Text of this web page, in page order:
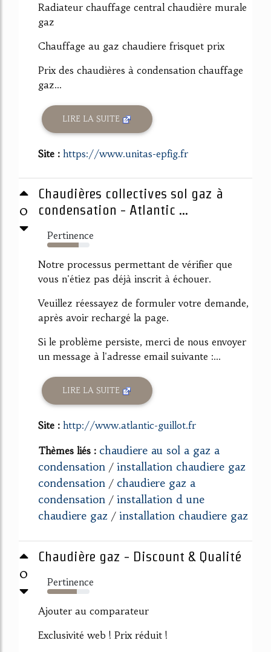
Radiateur chauffage central chaudière murale
gaz
Chauffage au gaz chaudiere frisquet prix
Prix des chaudières à condensation chauffage
gaz...
LIRE LA SUITE
Site : https://www.unitas-epfig.fr
0
Chaudières collectives sol gaz à
condensation - Atlantic ...
Pertinence
74%
Notre processus permettant de vérifier que
vous n'étiez pas déjà inscrit à échouer.
Veuillez réessayez de formuler votre demande,
après avoir rechargé la page.
Si le problème persiste, merci de nous envoyer
un message à l'adresse email suivante :...
LIRE LA SUITE
Site : http://www.atlantic-guillot.fr
Thèmes liés : chaudiere au sol a gaz a
condensation / installation chaudiere gaz
condensation / chaudiere gaz a
condensation / installation d une
chaudiere gaz / installation chaudiere gaz
0
Chaudière gaz - Discount & Qualité
Pertinence
70%
Ajouter au comparateur
Exclusivité web ! Prix réduit !